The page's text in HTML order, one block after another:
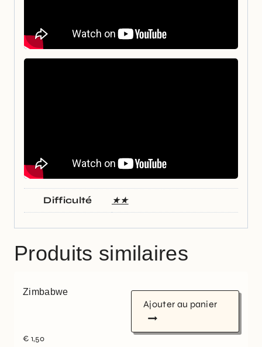
Difficulté ★★
Produits similaires
Zimbabwe
€ 1,50
Ajouter au panier